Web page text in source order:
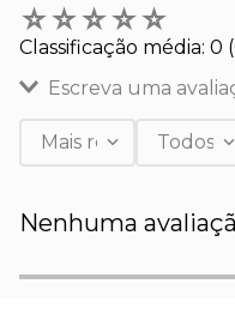
☆☆☆☆☆
Classificação média: 0
Escreva uma
Título
Mais recentesTodos
Nenhuma